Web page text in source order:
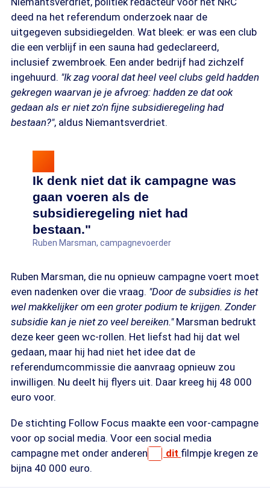
deed na het referendum onderzoek naar de
uitgegeven subsidiegelden. Wat bleek: er was een club
die een verblijf in een sauna had gedeclareerd,
inclusief zwembroek. Een ander bedrijf had zichzelf
ingehuurd. "Ik zag vooral dat heel veel clubs geld hadden
gekregen waarvan je je afvroeg: hadden ze dat ook
gedaan als er niet zo'n fijne subsidieregeling had
bestaan?", aldus Niemantsverdriet.
Ik denk niet dat ik campagne was
gaan voeren als de
subsidieregeling niet had
bestaan."
Ruben Marsman, campagnevoerder
Ruben Marsman, die nu opnieuw campagne voert moet
even nadenken over die vraag. "Door de subsidies is het
wel makkelijker om een groter podium te krijgen. Zonder
subsidie kan je niet zo veel bereiken."Marsman bedrukt
deze keer geen wc-rollen. Het liefst had hij dat wel
gedaan, maar hij had niet het idee dat de
referendumcommissie die aanvraag opnieuw zou
inwilligen. Nu deelt hij flyers uit. Daar kreeg hij 48 000
euro voor.
De stichting Follow Focus maakte een voor-campagne
voor op social media. Voor een social media
campagne met onder anderen
dit filmpje kregen ze
bijna 40 000 euro.